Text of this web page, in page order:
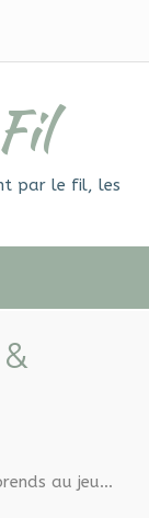
par le fil, les
au jeu…